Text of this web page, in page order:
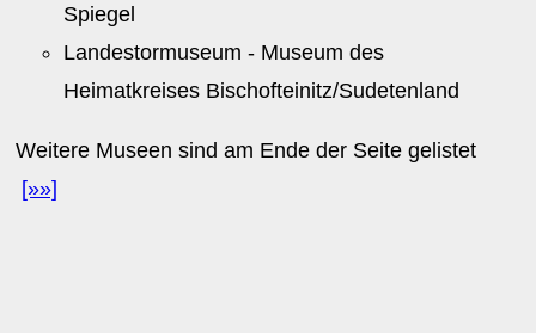
Spiegel
Landestormuseum - Museum des
Heimatkreises Bischofteinitz/Sudetenland
Weitere Museen sind am Ende der Seite gelistet
[»»]